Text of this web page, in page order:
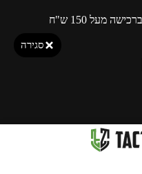
מעל 150 ש"ח
סגירה